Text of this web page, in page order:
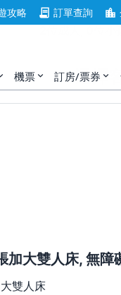
攻略 contract 訂單查詢 location_city
機票 expand_more 訂房/票券 expand_more
選擇
加大雙人床, 無障
雙人床